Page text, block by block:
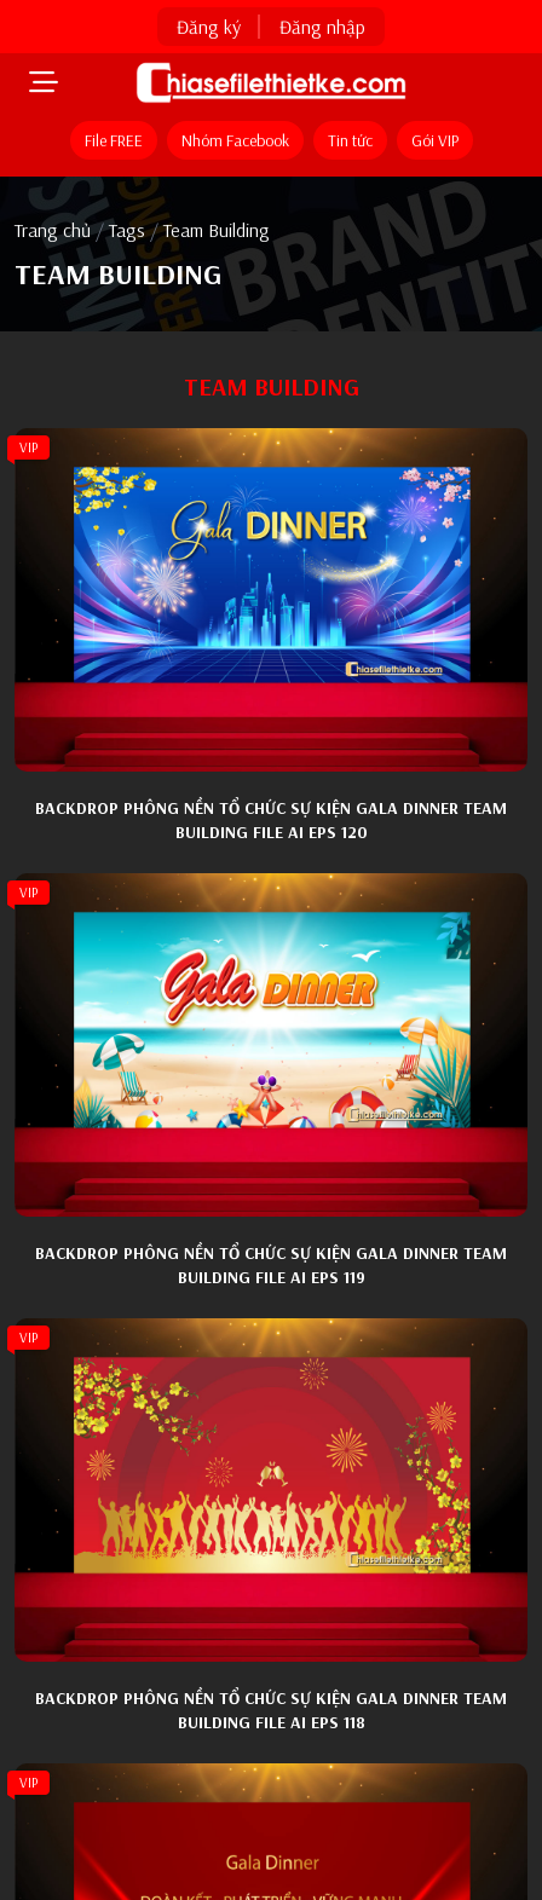
Đăng ký Đăng nhập
File FREE Nhóm Facebook Tin tức Gói VIP
Trang chủ / Tags / Team Building
TEAM BUILDING
TEAM BUILDING
VIP
BACKDROP PHÔNG NỀN TỔ CHỨC SỰ KIỆN GALA DINNER TEAM
BUILDING FILE AI EPS 120
VIP
BACKDROP PHÔNG NỀN TỔ CHỨC SỰ KIỆN GALA DINNER TEAM
BUILDING FILE AI EPS 119
VIP
BACKDROP PHÔNG NỀN TỔ CHỨC SỰ KIỆN GALA DINNER TEAM
BUILDING FILE AI EPS 118
VIP